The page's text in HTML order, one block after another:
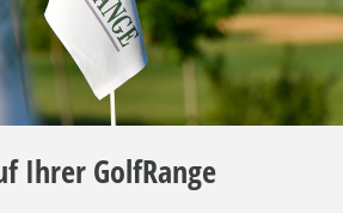
Ihrer GolfRange